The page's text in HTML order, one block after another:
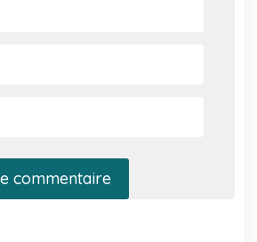
commentaire